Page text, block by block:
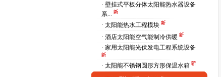
· 壁挂式平板分体太阳能热水器设备
系...
· 太阳能热水工程模块
· 酒店太阳能空气能制冷供暖
· 家用太阳能光伏发电工程系统设备
· 太阳能不锈钢圆形方形保温水箱